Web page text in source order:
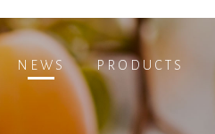
NEWS PRODUCTS